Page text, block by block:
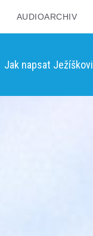
AUDIOARCHIV
Jak napsat Ježíškovi